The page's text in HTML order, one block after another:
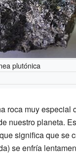
plutónica
roca muy especial
nuestro planeta.
significa que se
se enfría